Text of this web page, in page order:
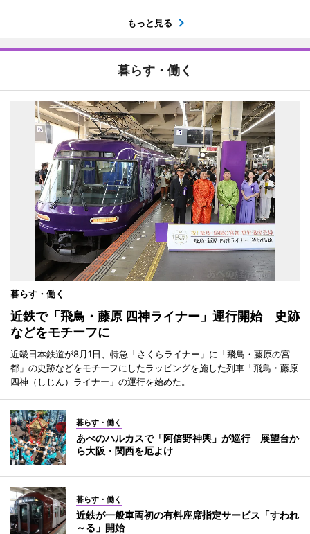
もっと見る
暮らす・働く
暮らす・働く
近鉄で「飛鳥・藤原 四神ライナー」運行開始 史跡
などをモチーフに
近畿日本鉄道が8月1日、特急「さくらライナー」に「飛鳥・藤原の宮
都」の史跡などをモチーフにしたラッピングを施した列車「飛鳥・藤原
四神（しじん）ライナー」の運行を始めた。
暮らす・働く
あべのハルカスで「阿倍野神輿」が巡行 展望台か
ら大阪・関西を厄よけ
暮らす・働く
近鉄が一般車両初の有料座席指定サービス「すわれ
～る」開始